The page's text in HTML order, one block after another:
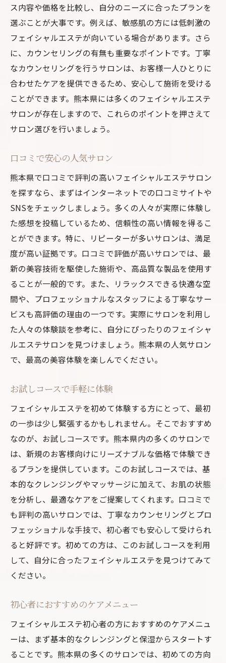
ス内容や価格を比較し、自分のニーズに合ったプランを
選ぶことが大事です。例えば、敏感肌の方には低刺激の
フェイシャルエステが向いている場合があります。さら
に、カウンセリングの有無も重要なポイントです。丁寧
なカウンセリングを行うサロンは、お客様一人ひとりに
合わせたケアを提供できるため、安心して施術を受ける
ことができます。熊本県には多くのフェイシャルエステ
サロンが存在しますので、これらのポイントを押さえて
サロン選びを行いましょう。
口コミで安心の人気サロン
熊本県で口コミで評判の高いフェイシャルエステサロン
を探すなら、まずはインターネットでの口コミサイトや
SNSをチェックしましょう。多くの人々が実際に体験し
た感想を投稿しているため、信頼性の高い情報を得るこ
とができます。特に、リピーターが多いサロンは、満足
度が高い証拠です。口コミで評価が高いサロンでは、最
新の美容技術を駆使した施術や、高品質な製品を使用す
ることが一般的です。また、リラックスできる快適な空
間や、プロフェッショナルなスタッフによる丁寧なサー
ビスも高評価の理由の一つです。実際にサロンを利用し
た人々の体験談を参考に、自分にぴったりのフェイシャ
ルエステサロンを見つけましょう。熊本県の人気サロン
で、最高の美容体験を楽しんでください。
お試しコースで手軽に体験
フェイシャルエステを初めて体験する方にとって、最初
の一歩は少し緊張するかもしれません。そこでおすすめ
なのが、お試しコースです。熊本県内の多くのサロンで
は、新規のお客様向けにリーズナブルな価格で体験でき
るプランを提供しています。このお試しコースでは、基
本的なクレンジングやマッサージに加えて、お肌の状態
を分析し、最適なケアをご提案してくれます。口コミで
も評判の高いサロンでは、丁寧なカウンセリングとプロ
フェッショナルな手技で、初心者でも安心して受けられ
ると好評です。初めての方は、このお試しコースを利用
して、自分に合ったフェイシャルエステを見つけてみて
ください。
初心者におすすめのケアメニュー
フェイシャルエステ初心者の方におすすめのケアメニュ
ーは、まず基本的なクレンジングと保湿からスタートす
ることです。熊本県の多くのサロンでは、初めての方向